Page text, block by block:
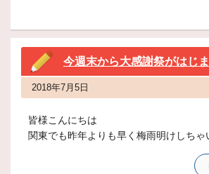
今週末から大感謝祭がはじ
2018年7月5日
皆様こんにちは
関東でも昨年よりも早く梅雨明けしちゃ